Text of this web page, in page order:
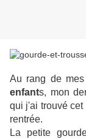
Au rang de mes
enfants, mon
qui j'ai trouvé
rentrée.
La petite